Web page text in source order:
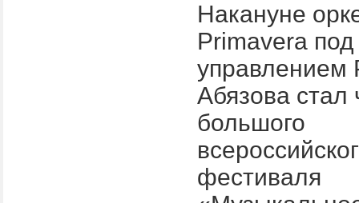
Накануне
Primavera под
управлением
Абязова стал
большого
фестиваля